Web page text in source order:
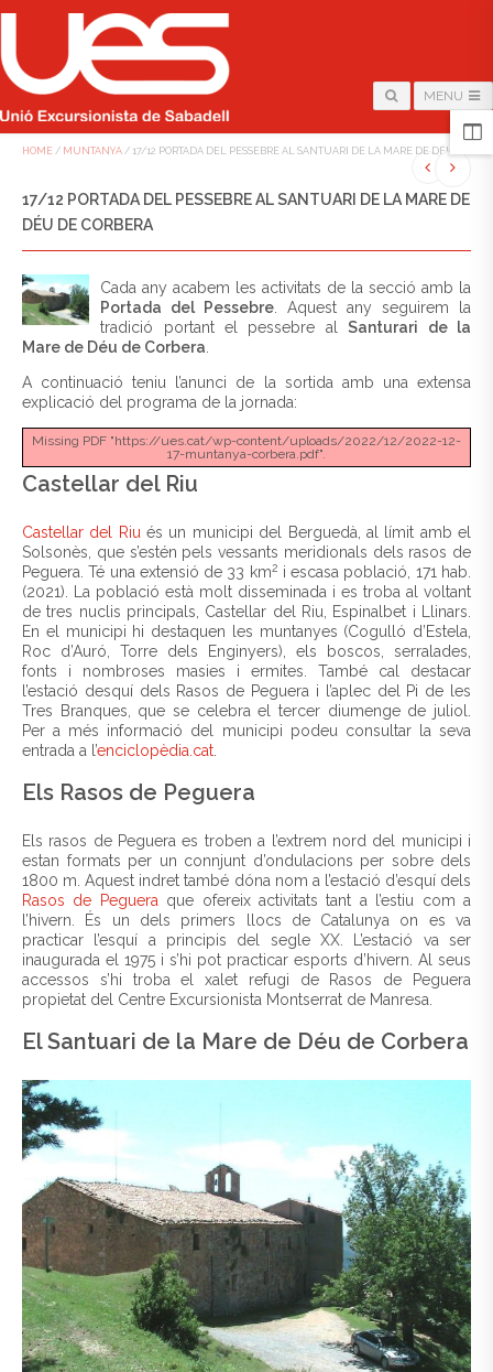
MENU
HOME / MUNTANYA / 17/12 PORTADA DEL PESSEBRE AL SANTUARI DE LA MARE DE DÉU DE
17/12 PORTADA DEL PESSEBRE AL SANTUARI DE LA MARE DE
DÉU DE CORBERA
Cada any acabem les activitats de la secció amb la
Portada del Pessebre . Aquest any seguirem la
tradició portant el pessebre alSanturari de la
Mare de Déu de Corbera
A continuació teniu l’anunci de la sortida amb una extensa
explicació del programa de la jornada:
Missing PDF "https://ues.cat/wp-content/uploads/2022/12/2022-12-
17-muntanya-corbera.pdf".
Castellar del Riu
Castellar del Riu és un municipi del Berguedà, al límit amb el
Solsonès, que s’estén pels vessants meridionals dels rasos de
Peguera. Té una extensió de 33 km2 i escasa població, 171 hab.
(2021). La població està molt disseminada i es troba al voltant
de tres nuclis principals, Castellar del Riu, Espinalbet i Llinars.
En el municipi hi destaquen les muntanyes (Cogulló d’Estela,
Roc d’Auró, Torre dels Enginyers), els boscos, serralades,
fonts i nombroses masies i ermites. També cal destacar
l’estació desquí dels Rasos de Peguera i l’aplec del Pi de les
Tres Branques, que se celebra el tercer diumenge de juliol.
Per a més informació del municipi podeu consultar la seva
entrada a l’enciclopèdia.cat
Els Rasos de Peguera
Els rasos de Peguera es troben a l’extrem nord del municipi i
estan formats per un connjunt d’ondulacions per sobre dels
1800 m. Aquest indret també dóna nom a l’estació d’esquí dels
Rasos de Peguera que ofereix activitats tant a l’estiu com a
l’hivern. És un dels primers llocs de Catalunya on es va
practicar l’esquí a principis del segle XX. L’estació va ser
inaugurada el 1975 i s’hi pot practicar esports d’hivern. Al seus
accessos s’hi troba el xalet refugi de Rasos de Peguera
propietat del Centre Excursionista Montserrat de Manresa.
El Santuari de la Mare de Déu de Corbera